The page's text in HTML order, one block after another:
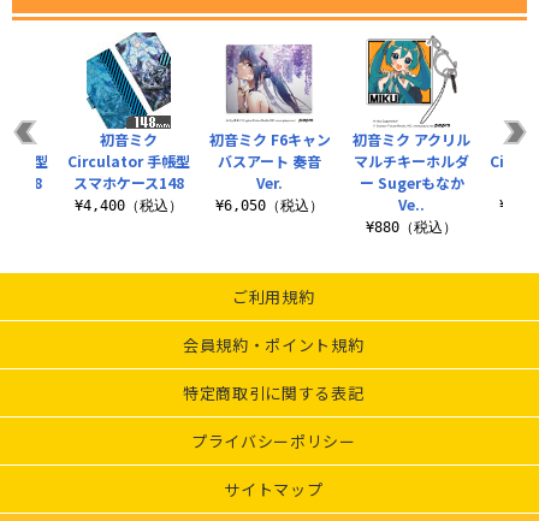
初音ミク F6キャン
バスアート 奏音
Ver.
¥6,050（税込）
初音ミク アクリル
マルチキーホルダ
ー Sugerもなか
Ve..
¥880（税込）
帳型
138
初音ミク
Circulator 手帳型
スマホケース148
¥4,400（税込）
ご利用規約
会員規約・ポイント規約
特定商取引に関する表記
プライバシーポリシー
サイトマップ